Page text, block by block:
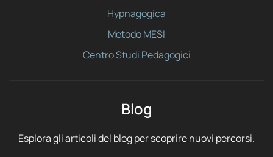
Hypnagogica
Metodo MESI
Centro Studi Pedagogici
Blog
Esplora gli articoli del blog per scoprire nuovi percorsi.